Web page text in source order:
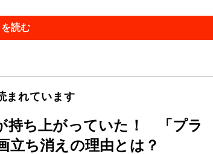
読む
まれています
持ち上がっていた！ 「プラ
ち消えの理由とは？